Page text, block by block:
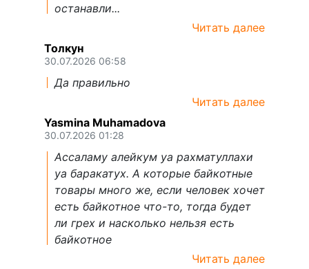
останавли...
Читать далее
Толкун
30.07.2026 06:58
Да правильно
Читать далее
Yasmina Muhamadova
30.07.2026 01:28
Ассаламу алейкум уа рахматуллахи
уа баракатух. А которые байкотные
товары много же, если человек хочет
есть байкотное что-то, тогда будет
ли грех и насколько нельзя есть
байкотное
Читать далее